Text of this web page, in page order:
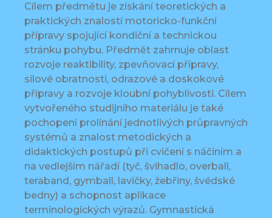
Cílem předmětu je získání teoretických a
praktických znalostí motoricko-funkční
přípravy spojující kondiční a technickou
stránku pohybu. Předmět zahrnuje oblast
rozvoje reaktibility, zpevňovací přípravy,
silové obratnosti, odrazové a doskokové
přípravy a rozvoje kloubní pohyblivosti. Cílem
vytvořeného studijního materiálu je také
pochopení prolínání jednotlivých průpravných
systémů a znalost metodických a
didaktických postupů při cvičení s náčiním a
na vedlejším nářadí (tyč, švihadlo, overball,
teraband, gymball, lavičky, žebřiny, švédské
bedny) a schopnost aplikace
terminologických výrazů. Gymnastická